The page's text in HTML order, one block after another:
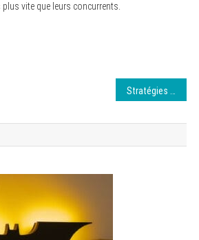
vite que leurs concurrents.
Stratégies de contenu pour un meilleur engagement